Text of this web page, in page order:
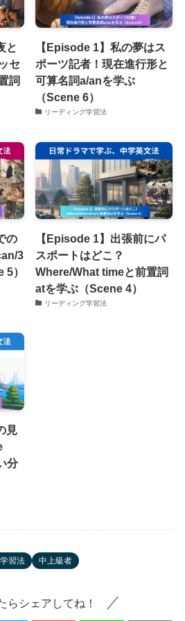
と
セ
詞
【Episode 1】私の夢はス
ポーツ記者！現在進行形と
可算名詞a/anを学ぶ
（Scene 6）
リーディング学習法
の
3
）
【Episode 1】出張前にパ
スポートはどこ？
Where/What timeと前置詞
atを学ぶ（Scene 4）
リーディング学習法
見
分
習法 中上級者
らシェアしてね！